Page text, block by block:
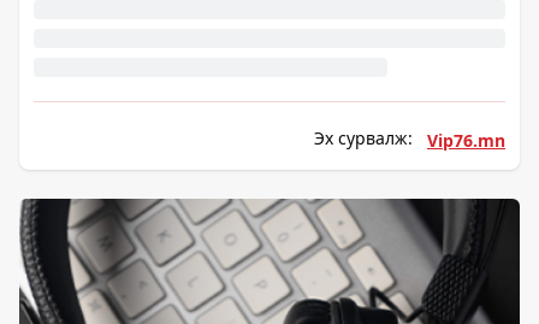
Эх сурвалж: Vip76.mn